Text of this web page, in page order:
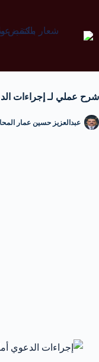
شرح عملي لـ إجراءات
عبدالعزيز حسين عمار